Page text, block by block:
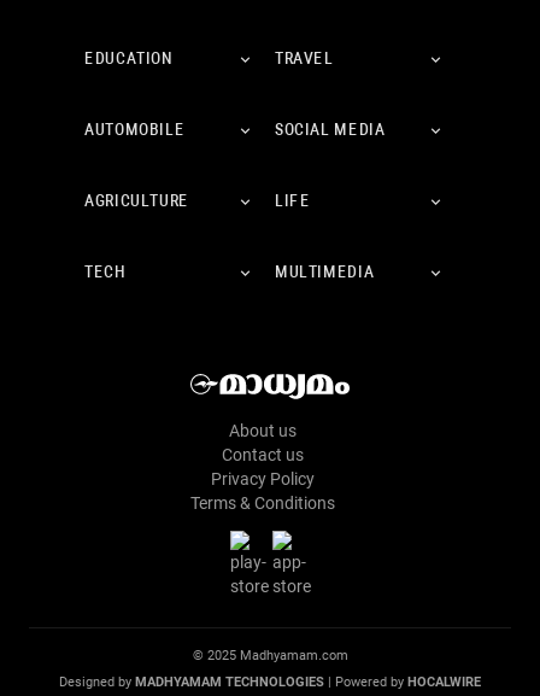
EDUCATION TRAVEL
AUTOMOBILE SOCIAL MEDIA
AGRICULTURE LIFE
TECH MULTIMEDIA
About us
Contact us
Privacy Policy
Terms & Conditions
© 2025 Madhyamam.com
Designed by MADHYAMAM TECHNOLOGIES | Powered by HOCALWIRE